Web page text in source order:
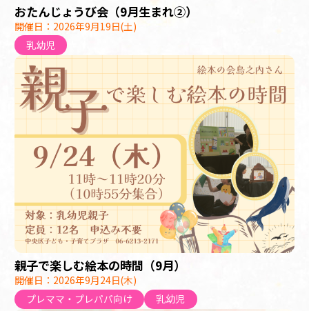
おたんじょうび会（9月生まれ②）
開催日：2026年9月19日(土)
乳幼児
親子で楽しむ絵本の時間（9月）
開催日：2026年9月24日(木)
プレママ・プレパパ向け
乳幼児